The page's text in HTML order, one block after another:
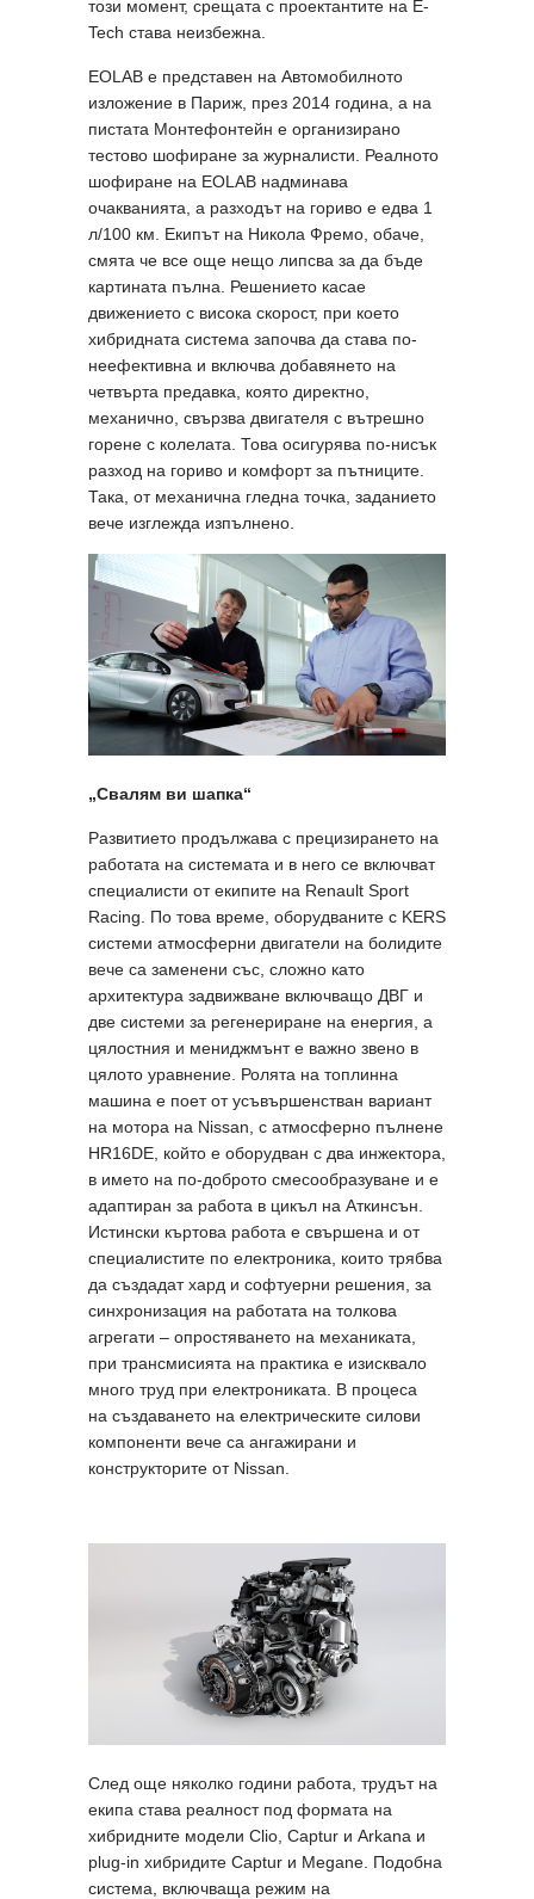
този момент, срещата с проектантите на E-
Tech става неизбежна.
EOLAB е представен на Автомобилното
изложение в Париж, през 2014 година, а на
пистата Монтефонтейн е организирано
тестово шофиране за журналисти. Реалното
шофиране на EOLAB надминава
очакванията, а разходът на гориво е едва 1
л/100 км. Екипът на Никола Фремо, обаче,
смята че все още нещо липсва за да бъде
картината пълна. Решението касае
движението с висока скорост, при което
хибридната система започва да става по-
неефективна и включва добавянето на
четвърта предавка, която директно,
механично, свързва двигателя с вътрешно
горене с колелата. Това осигурява по-нисък
разход на гориво и комфорт за пътниците.
Така, от механична гледна точка, заданието
вече изглежда изпълнено.
„Свалям ви шапка“
Развитието продължава с прецизирането на
работата на системата и в него се включват
специалисти от екипите на Renault Sport
Racing. По това време, оборудваните с KERS
системи атмосферни двигатели на болидите
вече са заменени със, сложно като
архитектура задвижване включващо ДВГ и
две системи за регенериране на енергия, а
цялостния и мениджмънт е важно звено в
цялото уравнение. Ролята на топлинна
машина е поет от усъвършенстван вариант
на мотора на Nissan, с атмосферно пълнене
HR16DE, който е оборудван с два инжектора,
в името на по-доброто смесообразуване и е
адаптиран за работа в цикъл на Аткинсън.
Истински къртова работа е свършена и от
специалистите по електроника, които трябва
да създадат хард и софтуерни решения, за
синхронизация на работата на толкова
агрегати – опростяването на механиката,
при трансмисията на практика е изисквало
много труд при електрониката. В процеса
на създаването на електрическите силови
компоненти вече са ангажирани и
конструкторите от Nissan.
След още няколко години работа, трудът на
екипа става реалност под формата на
хибридните модели Clio, Captur и Arkana и
plug-in хибридите Captur и Megane. Подобна
система, включваща режим на